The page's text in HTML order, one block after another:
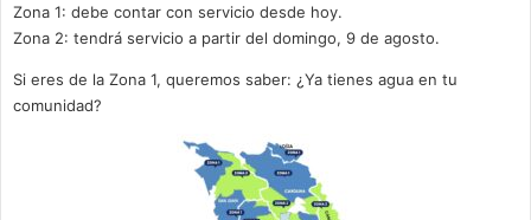
Zona 1: debe contar con servicio desde hoy.
Zona 2: tendrá servicio a partir del domingo, 9 de agosto.
Si eres de la Zona 1, queremos saber: ¿Ya tienes agua en tu
comunidad?